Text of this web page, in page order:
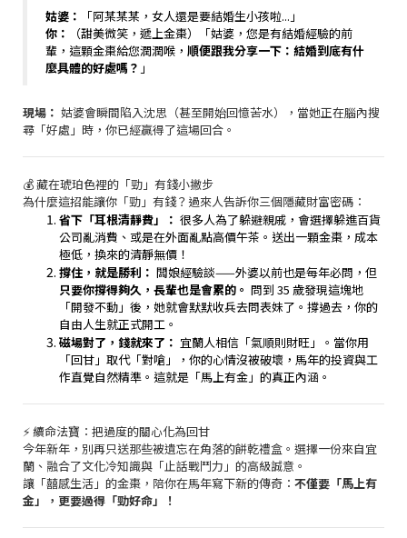
姑婆：
「阿某某某，女人還是要結婚生小孩啦...」
你：
（甜美微笑，遞上金棗）「姑婆，您是有結婚經驗的前
輩，這顆金棗給您潤潤喉， 順便跟我分享一下：結婚到底有什
麼具體的好處嗎？ 」
現場： 姑婆會瞬間陷入沈思（甚至開始回憶苦水），當她正在腦內搜
尋「好處」時，你已經贏得了這場回合。
💰 藏在琥珀色裡的「勁」有錢小撇步
為什麼這招能讓你「勁」有錢？過來人告訴你三個隱藏財富密碼：
省下「耳根清靜費」： 很多人為了躲避親戚，會選擇躲進百貨
公司亂消費、或是在外面亂點高價午茶。送出一顆金棗，成本
極低，換來的清靜無價！
撐住，就是勝利： 闆娘經驗談——外婆以前也是每年必問，但
只要你撐得夠久，長輩也是會累的。 問到 35 歲發現這塊地
「開發不動」後，她就會默默收兵去問表妹了。撐過去，你的
自由人生就正式開工。
磁場對了，錢就來了： 宜蘭人相信「氣順則財旺」。當你用
「回甘」取代「對嗆」，你的心情沒被破壞，馬年的投資與工
作直覺自然精準。這就是「馬上有金」的真正內涵。
⚡️ 續命法寶：把過度的關心化為回甘
今年新年，別再只送那些被遺忘在角落的餅乾禮盒。選擇一份來自宜
蘭、融合了文化冷知識與「止話戰鬥力」的高級誠意。
讓「囍感生活」的金棗，陪你在馬年寫下新的傳奇： 不僅要「馬上有
金」，更要過得「勁好命」！